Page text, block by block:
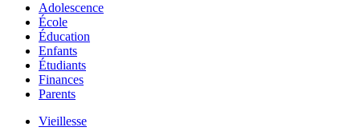
Adolescence
École
Éducation
Enfants
Étudiants
Finances
Parents
Vieillesse